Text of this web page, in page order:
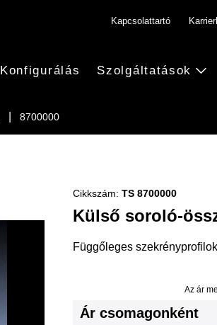
8700000
Konfigurálás Szolgáltatások
Kapcsolattartó
Külső soroló-
Cikkszám: TS 8700000
Függőleges
Az ár
Ár csomagonként